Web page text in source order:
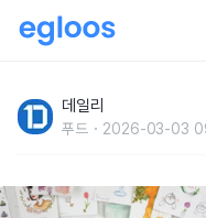
데일리
푸드 2026-03-03